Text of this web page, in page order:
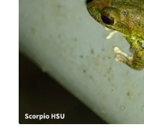
綠；眼睛周邊有一道明
眼罩，上方還畫了一條
有趣，上黑下白，像是
卻沒這麼容易。小彎嘴
人發現牠之前，就跳進
「跳」，是因為小彎嘴
遠，因此跳躍是移動的
就要選擇不高的地方活動